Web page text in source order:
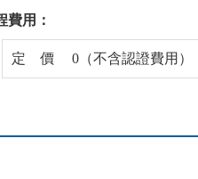
費用：
定 價 0（不含認證費用）